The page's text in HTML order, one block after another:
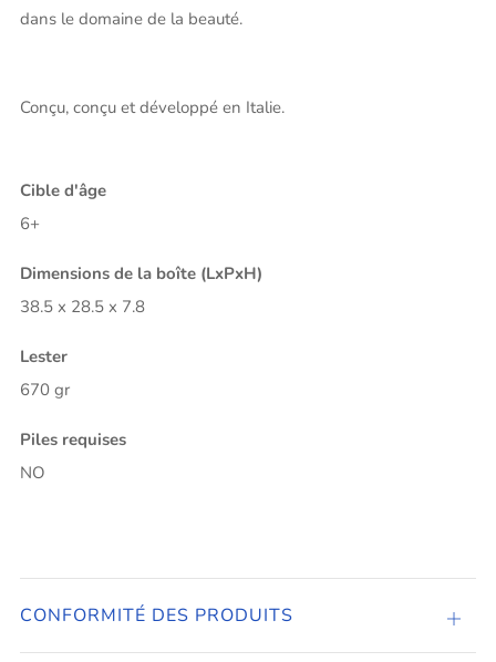
dans le domaine de la beauté.
Conçu, conçu et développé en Italie.
Cible d'âge
6+
Dimensions de la boîte (LxPxH)
38.5 x 28.5 x 7.8
Lester
670 gr
Piles requises
NO
CONFORMITÉ DES PRODUITS
DES